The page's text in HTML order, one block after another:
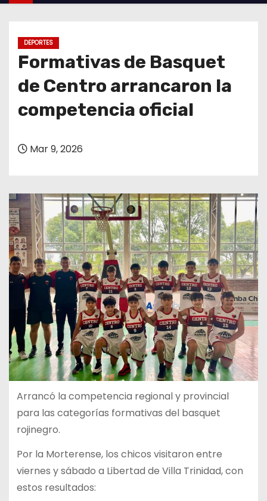
o
DEPORTES
Formativas de Basquet
de Centro arrancaron la
competencia oficial
Mar 9, 2026
Arrancó la competencia regional y provincial
para las categorías formativas del basquet
rojinegro.
Por la Morterense, los chicos visitaron entre
viernes y sábado a Libertad de Villa Trinidad, con
estos resultados: